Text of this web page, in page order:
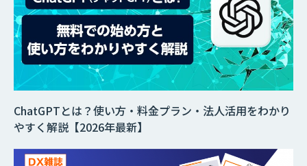
ChatGPTとは？使い方・料金プラン・法人活用をわかり
やすく解説【2026年最新】